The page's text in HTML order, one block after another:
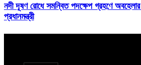
নদী দূষণ রোধে সমন্বিত পদক্ষেপ গ্রহণে
প্রধানমন্ত্রী